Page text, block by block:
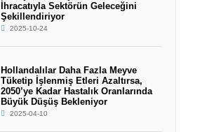
İhracatıyla Sektörün Geleceğini
Şekillendiriyor
2025-10-24
Hollandalılar Daha Fazla Meyve
Tüketip İşlenmiş Etleri Azaltırsa,
2050’ye Kadar Hastalık Oranlarında
Büyük Düşüş Bekleniyor
2025-04-10